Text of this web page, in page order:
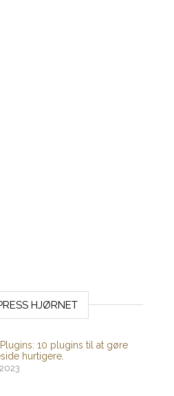
HJØRNET
10 plugins til at gøre
hurtigere.